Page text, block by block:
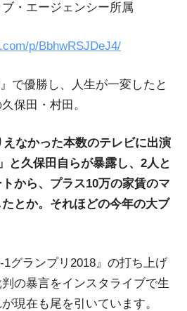
・エージェンシー所属
p/BbhwRSJDeJ4/
で優勝し、人生が一変したと
保田・村田。
なかった本数のテレビに出演
と久保田自らが暴露し、2人と
から、プラス10万の家賃のマ
とか。それほどの今年の大ブ
グランプリ2018』の打ち上げ
の暴言をインスタライブで生
現在も尾を引いています。